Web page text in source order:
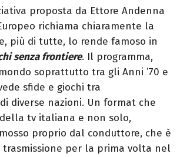
proposta da Ettore Andenna
richiama chiaramente la
più di tutte, lo rende famoso in
senza frontiere. Il programma,
soprattutto tra gli Anni ’70 e
sfide e giochi tra
diverse nazioni. Un format che
della tv italiana e non solo,
proprio dal conduttore, che è
per la prima volta nel